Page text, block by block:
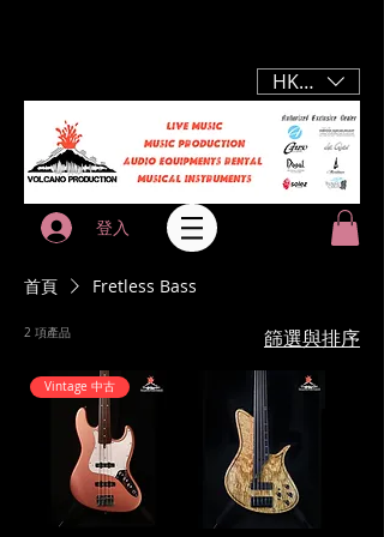
HKD (HK$)
登入
首頁 Fretless Bass
2 項產品 篩選與排序
Vintage 中古